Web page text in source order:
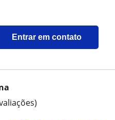
Entrar em contato